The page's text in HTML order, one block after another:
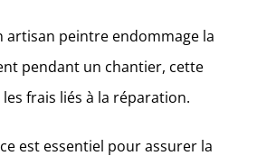
artisan peintre endommage la
pendant un chantier, cette
frais liés à la réparation.
est essentiel pour assurer la